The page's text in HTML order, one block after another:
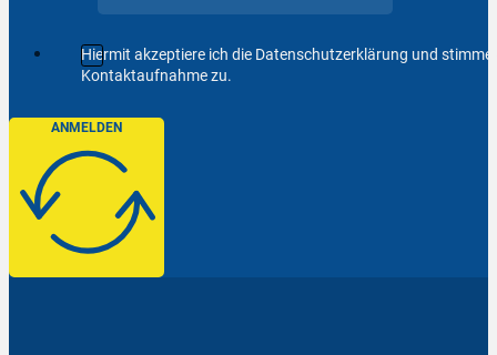
Hiermit akzeptiere ich die Datenschutzerklärung und
Kontaktaufnahme zu.
ANMELDEN